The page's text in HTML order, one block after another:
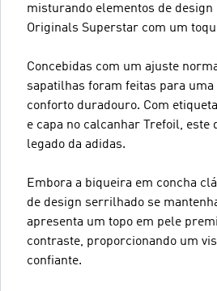
misturando elementos de design
Originals Superstar com um
Concebidas com um ajuste
sapatilhas foram feitas para
conforto duradouro. Com
e capa no calcanhar Trefoil, este
legado da adidas.
Embora a biqueira em concha
de design serrilhado se
apresenta um topo em pele
contraste, proporcionando um
confiante.